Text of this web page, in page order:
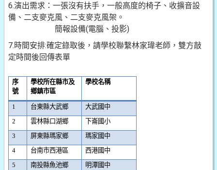
6.演出需求：一張沒有扶手，一般高度的椅子、收擴音設
備、二支麥克風、二支麥克風架。
簡報設備(電腦、投影)
7.時間安排:確定錄取後，請學校聯繫林家瑋老師，雙方敲
定時間後回傳表單
序
號
學校所在縣市及
鄉鎮市區
學校名稱
1 台東縣大武鄉
大武國中
2
雲林縣口湖鄉
下崙國小
3
屏東縣瑪家鄉
瑪家國中
4
台南市西港區
西港國中
5
南投縣魚池鄉
明潭國中